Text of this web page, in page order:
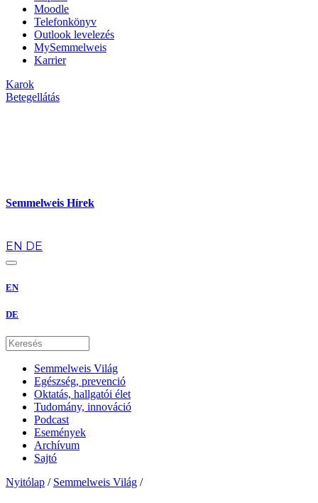
Moodle
Telefonkönyv
Outlook levelezés
MySemmelweis
Karrier
Karok
Betegellátás
Semmelweis Hírek
EN DE
EN
DE
Semmelweis Világ
Egészség, prevenció
Oktatás, hallgatói élet
Tudomány, innováció
Podcast
Események
Archívum
Sajtó
Nyitólap / Semmelweis Világ /